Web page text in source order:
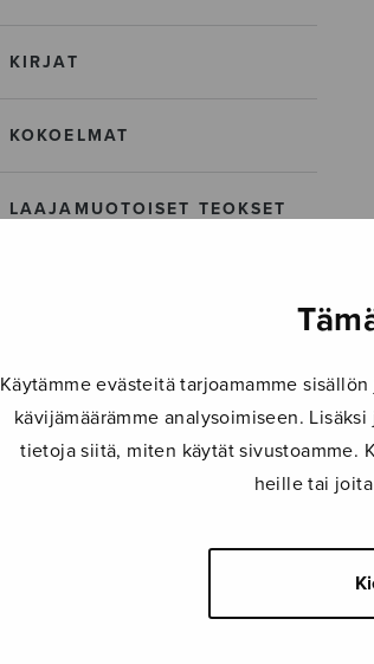
Käytämme evästeitä tarjoamamme
kävijämäärämme analysoimiseen.
tietoja siitä, miten käytät sivustoamme.
heille tai
KIRJAT
KOKOELMAT
LAAJAMUOTOISET TEOKSET
MUUT